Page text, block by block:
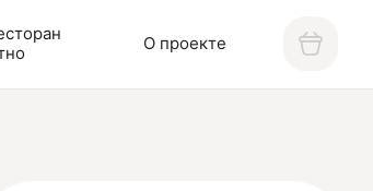
О проекте